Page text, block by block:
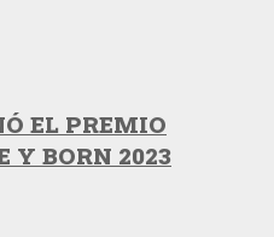
EL PREMIO
Y BORN 2023